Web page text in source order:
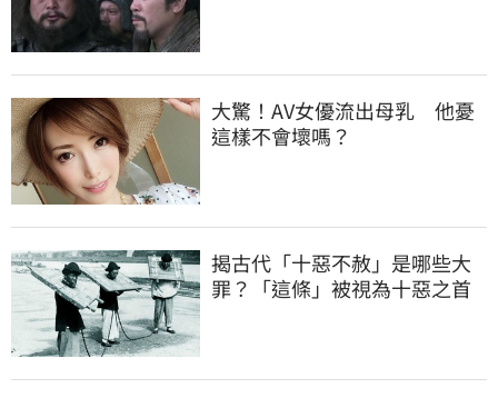
大驚！AV女優流出母乳 他憂
這樣不會壞嗎？
揭古代「十惡不赦」是哪些大
罪？「這條」被視為十惡之首